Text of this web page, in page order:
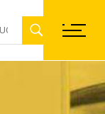
Français